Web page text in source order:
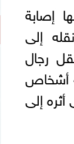
إصابة
إلى
رجال
المباحث إلى محل الواقعة، وتبين من خلال الفحص قيام 4 أشخاص
إلى